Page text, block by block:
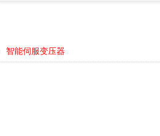
智能伺服变压器